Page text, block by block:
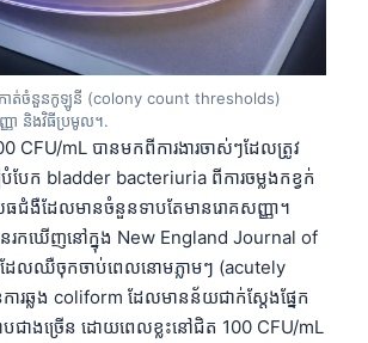
ាត់ចំនួនកូឡូនី (colony count thresholds)
ញា និងវិធីប្រមូល។.
CFU/mL បានមកពីការងារចាស់ៗដែលត្រូវ
បំបែក bladder bacteriuria ពីការចម្លងកខ្វក់
ជំងឺដែលមានចំនួនទាបតែមានរោគសញ្ញា។
រកឃើញនៅក្នុង New England Journal of
ដែលឈឺចុកចាប់ពេលនោមភ្លាមៗ (acutely
ារឆ្លង coliform ដែលមានន័យជាក់ស្តែងផ្នែក
ជាងច្រើន ដោយពេលខ្លះនៅជិត 100 CFU/mL